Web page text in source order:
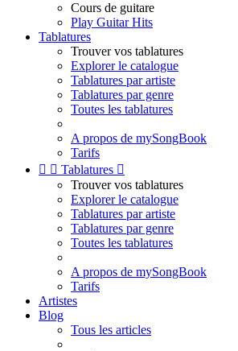
Cours de guitare
Play Guitar Hits
Tablatures
Trouver vos tablatures
Explorer le catalogue
Tablatures par artiste
Tablatures par genre
Toutes les tablatures
A propos de mySongBook
Tarifs
  Tablatures 
Trouver vos tablatures
Explorer le catalogue
Tablatures par artiste
Tablatures par genre
Toutes les tablatures
A propos de mySongBook
Tarifs
Artistes
Blog
Tous les articles